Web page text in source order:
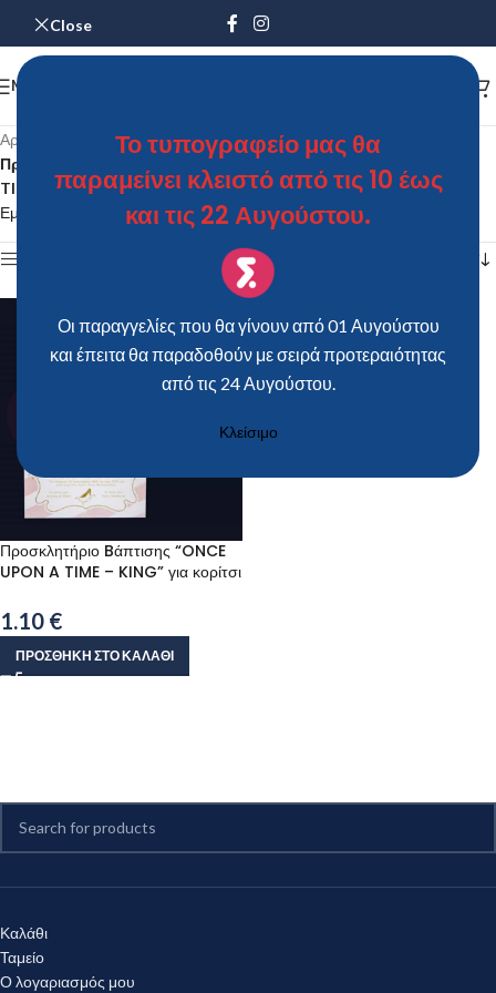
Close
Το τυπογραφείο μας θα
παραμείνει κλειστό από τις 10 έως
και τις 22 Αυγούστου.
Οι παραγγελίες που θα γίνουν από 01 Αυγούστου
και έπειτα θα παραδοθούν με σειρά προτεραιότητας
από τις 24 Αυγούστου.
Κλείσιμο
MENU
Αρχική σελίδα
Προϊόντα με ετικέτα “Προσκλητήριο Bάπτισης "ONCE UPON A
TIME - KING" για κορίτσι”
Εμφάνιση του μοναδικού αποτελέσματος
Προσκλητήριο Bάπτισης “ONCE
UPON A TIME – KING” για κορίτσι
1.10 €
ΠΡΟΣΘΉΚΗ ΣΤΟ ΚΑΛΆΘΙ
Καλάθι
Ταμείο
Ο λογαριασμός μου